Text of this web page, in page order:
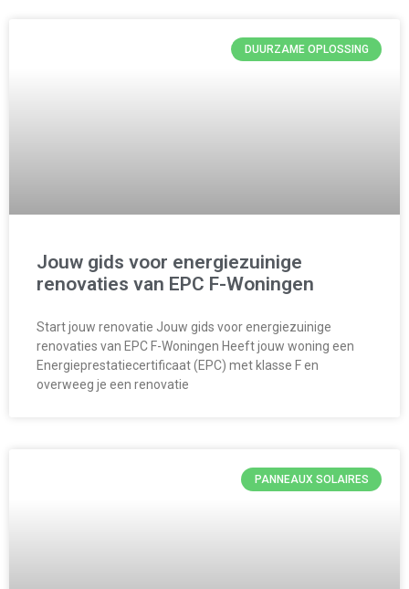
DUURZAME OPLOSSING
Jouw gids voor energiezuinige
renovaties van EPC F-Woningen
Start jouw renovatie Jouw gids voor energiezuinige
renovaties van EPC F-Woningen Heeft jouw woning een
Energieprestatiecertificaat (EPC) met klasse F en
overweeg je een renovatie
PANNEAUX SOLAIRES